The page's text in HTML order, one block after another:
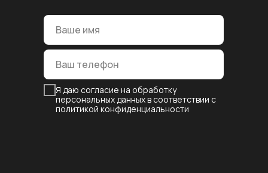
Я даю согласие на обработку
персональных данных в соответствии с
политикой конфиденциальности